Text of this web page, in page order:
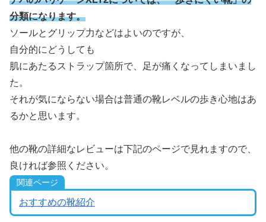
分類になります。
ソールとグリップ力などはよいのですが、
自分的にどうしても
肌にあたるストラップ箇所で、足が痛くなってしまいまし
た。
それが気にならない場合は普通の靴レベルの歩き心地はあ
るかと思います。
他の靴の詳細なレビューは下記のページで見れますので、
良ければ参照ください。
関連ページ
おすすめの靴紹介